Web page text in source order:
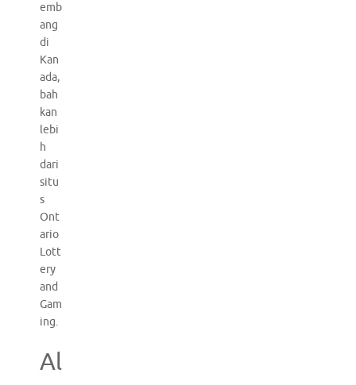
emb
ang
di
Kan
ada,
bah
kan
lebi
h
dari
situ
s
Ont
ario
Lott
ery
and
Gam
ing.
Al